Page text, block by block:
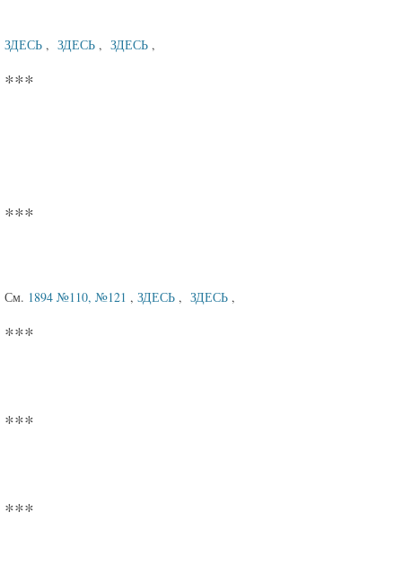
ЗДЕСЬ , ЗДЕСЬ , ЗДЕСЬ ,
***
***
См. 1894 №110, №121 , ЗДЕСЬ , ЗДЕСЬ ,
***
***
***